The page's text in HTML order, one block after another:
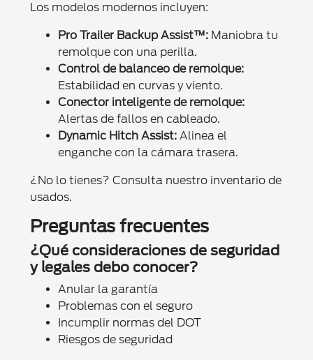
Los modelos modernos incluyen:
Pro Trailer Backup Assist™: Maniobra tu
remolque con una perilla.
Control de balanceo de remolque:
Estabilidad en curvas y viento.
Conector inteligente de remolque:
Alertas de fallos en cableado.
Dynamic Hitch Assist: Alinea el
enganche con la cámara trasera.
¿No lo tienes? Consulta nuestro inventario de
usados.
Preguntas frecuentes
¿Qué consideraciones de seguridad
y legales debo conocer?
Anular la garantía
Problemas con el seguro
Incumplir normas del DOT
Riesgos de seguridad